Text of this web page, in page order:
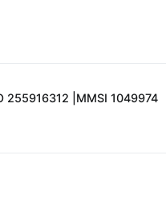
255916312 |MMSI 1049974